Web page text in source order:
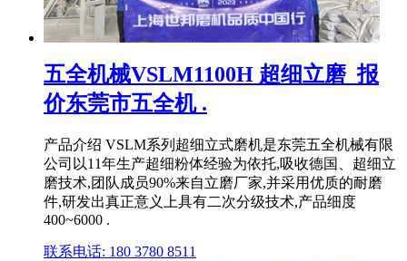
五全机械VSLM1100H 超细立磨_报
价东莞市五全机 .
产品介绍 VSLM系列超细立式磨机是东莞五全机械有限
公司以11年生产超细粉体经验为依托,吸收德国、超细立
磨技术,团队成员90%来自立磨厂家,并采用优质的耐磨
件,研发出真正意义上具有二次分级技术,产品细度
400~6000 .
联系电话: 180 3780 8511